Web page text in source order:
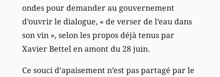
ondes pour demander au gouvernement
d’ouvrir le dialogue, « de verser de l’eau dans
son vin », selon les propos déjà tenus par
Xavier Bettel en amont du 28 juin.
Ce souci d’apaisement n’est pas partagé par le